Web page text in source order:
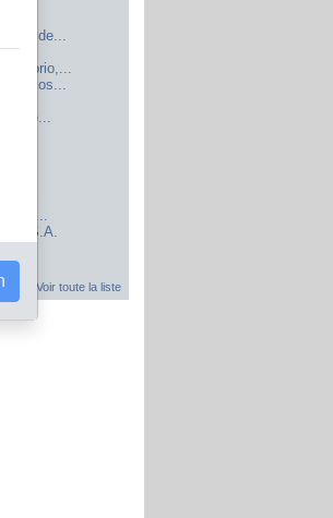
de...
Varios...
de...
Rio...
S.A.
Voir toute la liste